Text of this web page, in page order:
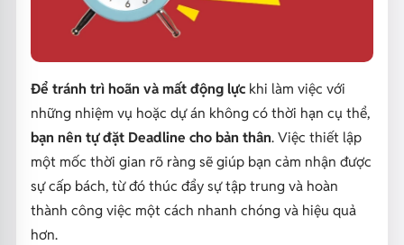
Để tránh trì hoãn và mất động lựckhi làm việc với
những nhiệm vụ hoặc dự án không có thời hạn cụ thể,
bạn nên tự đặt Deadline cho bản thân. Việc thiết lập
một mốc thời gian rõ ràng sẽ giúp bạn cảm nhận được
sự cấp bách, từ đó thúc đẩy sự tập trung và hoàn
thành công việc một cách nhanh chóng và hiệu quả
hơn.